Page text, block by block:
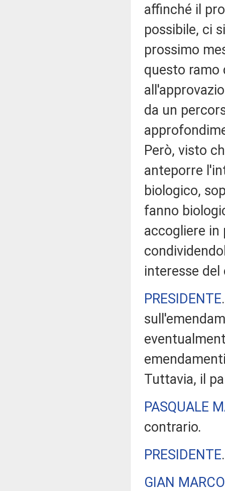
affinché il
possibile, ci
prossimo
questo ramo
da un
Però, visto
anteporre
biologico,
fanno
accogliere in
interesse
PRESIDENTE
Tuttavia, il
PASQUALE
contrario.
PRESIDENTE
GIAN